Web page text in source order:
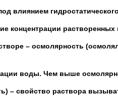
влиянием
концентрации
– осмолярность
воды. Чем выше
– свойство раствора